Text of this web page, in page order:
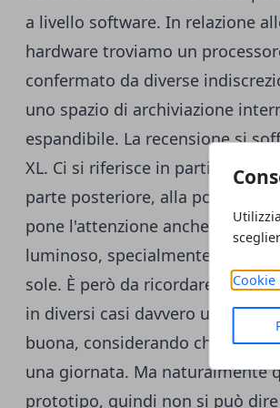
Cookie
a livello software. In relazione
hardware troviamo un
confermato da diverse
uno spazio di archiviazione
espandibile. La recensione si
XL. Ci si riferisce in particolare
parte posteriore, alla possibilità
pone l'attenzione anche sullo
luminoso, specialmente quando
sole. È però da ricordare l'
in diversi casi davvero utile.
buona, considerando che si
una giornata. Ma naturalmente
prototipo, quindi non si può